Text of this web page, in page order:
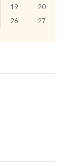
19
20
26
27